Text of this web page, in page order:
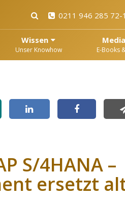
0211 946 285 72-
Wissen
Unser Knowhow E-Books
S/4HANA –
ersetzt